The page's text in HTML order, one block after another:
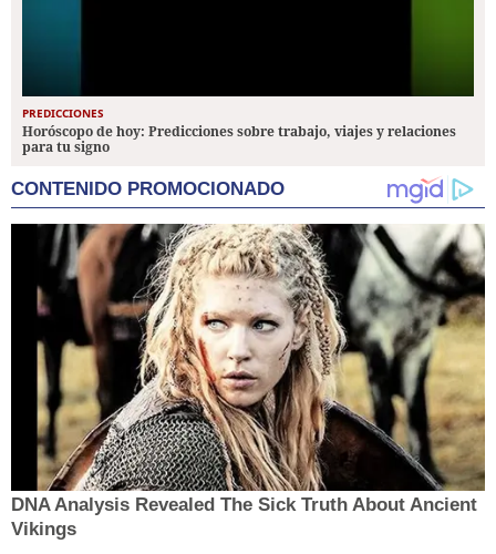
PREDICCIONES
Horóscopo de hoy: Predicciones sobre trabajo, viajes y relaciones
para tu signo
CONTENIDO PROMOCIONADO
DNA Analysis Revealed The Sick Truth About Ancient
Vikings